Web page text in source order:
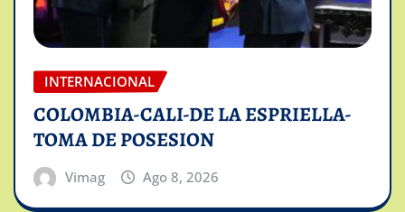
INTERNACIONAL
COLOMBIA-CALI-DE LA ESPRIELLA-
TOMA DE POSESION
Vimag Ago 8, 2026